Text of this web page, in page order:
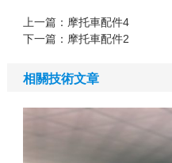
上一篇： 摩托車配件4
下一篇： 摩托車配件2
相關技術文章